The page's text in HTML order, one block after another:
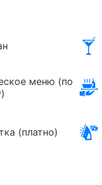
меню (по
(платно)